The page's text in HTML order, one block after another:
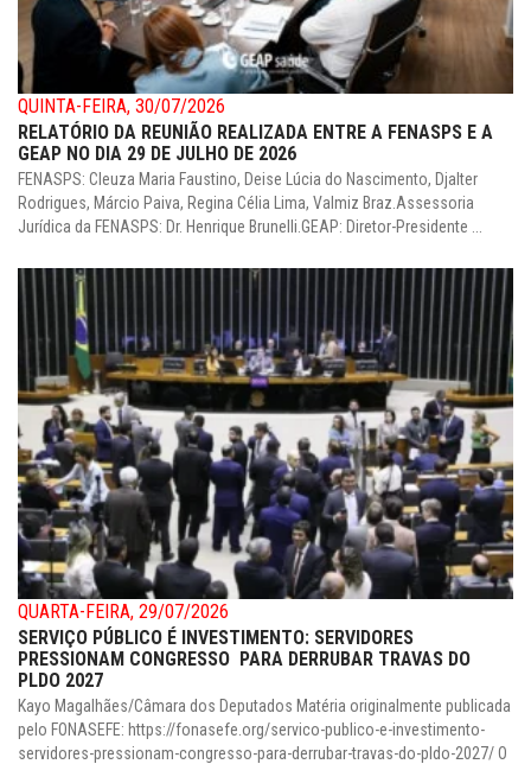
QUINTA-FEIRA, 30/07/2026
RELATÓRIO DA REUNIÃO REALIZADA ENTRE A FENASPS E A
GEAP NO DIA 29 DE JULHO DE 2026
FENASPS: Cleuza Maria Faustino, Deise Lúcia do Nascimento, Djalter
Rodrigues, Márcio Paiva, Regina Célia Lima, Valmiz Braz.Assessoria
Jurídica da FENASPS: Dr. Henrique Brunelli.GEAP: Diretor-Presidente ...
QUARTA-FEIRA, 29/07/2026
SERVIÇO PÚBLICO É INVESTIMENTO: SERVIDORES
PRESSIONAM CONGRESSO PARA DERRUBAR TRAVAS DO
PLDO 2027
Kayo Magalhães/Câmara dos Deputados Matéria originalmente publicada
pelo FONASEFE: https://fonasefe.org/servico-publico-e-investimento-
servidores-pressionam-congresso-para-derrubar-travas-do-pldo-2027/ O